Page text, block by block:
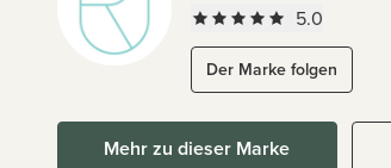
5.0
Der Marke folgen
Mehr zu dieser Marke